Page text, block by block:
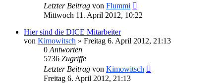
Letzter Beitrag von Flummi
Mittwoch 11. April 2012, 10:22
Hier sind die DICE Mitarbeiter
von Kimowitsch » Freitag 6. April 2012, 21:13
0 Antworten
5736 Zugriffe
Letzter Beitrag von Kimowitsch
Freitag 6. April 2012, 21:13